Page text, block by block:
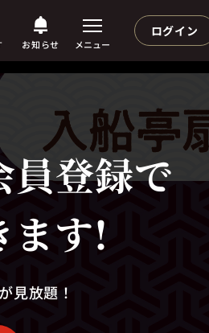
お知らせ メニュー
ログイン
員登録で
ます!
見放題！